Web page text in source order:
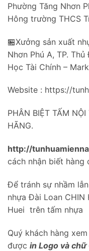
Phường Tăng Nhơn
Hông trường THCS
🏪Xưởng sản xuất
Nhơn Phú A, TP.
Học Tài Chính –
Website : https://
PHÂN BIỆT TẤM
HÃNG.
http://
cách nhận biết hàng
Để tránh sự nhầm
nhựa Đài Loan
Huei trên tấm nhựa
Quý khách hàng
được in Logo và chữ